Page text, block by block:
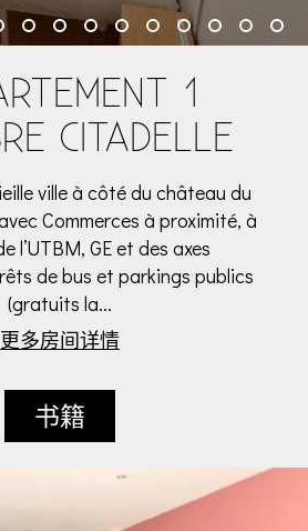
1
CITADELLE
ville à côté du château du
Commerces à proximité, à
l’UTBM, GE et des axes
de bus et parkings publics
(gratuits la...
更多房间详情
书籍